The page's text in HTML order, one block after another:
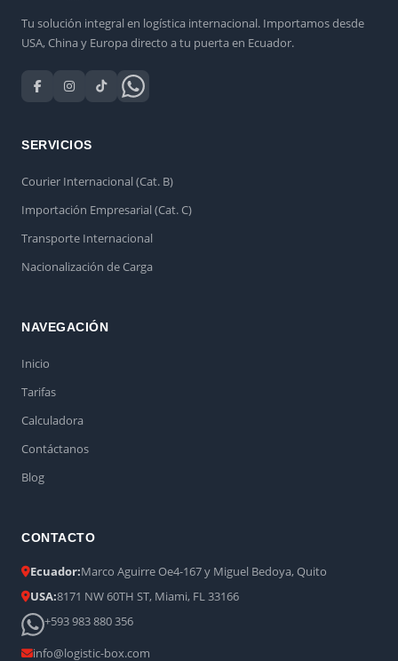
Tu solución integral en logística internacional. Importamos desde
USA, China y Europa directo a tu puerta en Ecuador.
SERVICIOS
Courier Internacional (Cat. B)
Importación Empresarial (Cat. C)
Transporte Internacional
Nacionalización de Carga
NAVEGACIÓN
Inicio
Tarifas
Calculadora
Contáctanos
Blog
CONTACTO
Ecuador:Marco Aguirre Oe4-167 y Miguel Bedoya, Quito
USA:8171 NW 60TH ST, Miami, FL 33166
+593 983 880 356
info@logistic-box.com